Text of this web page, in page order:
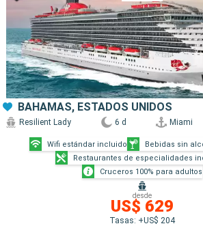
BAHAMAS, ESTADOS UNIDOS
Resilient Lady 6 d Miami
Wifi estándar incluido
Bebidas sin
Restaurantes de especialidades
Cruceros 100% para adultos
desde
US$ 629
Tasas: +US$ 204